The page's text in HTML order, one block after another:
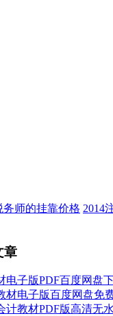
务师的挂靠价格 2014
章
电子版PDF百度网盘
材电子版百度网盘免
计教材PDF版高清无